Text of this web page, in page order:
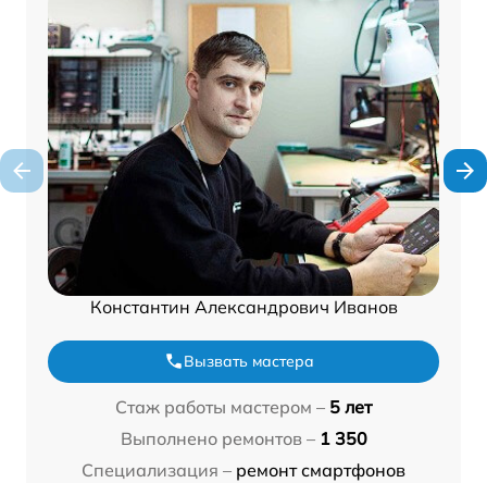
Константин Александрович Иванов
Вызвать мастера
Стаж работы мастером – 5 лет
Выполнено ремонтов – 1 350
Специализация – ремонт смартфонов